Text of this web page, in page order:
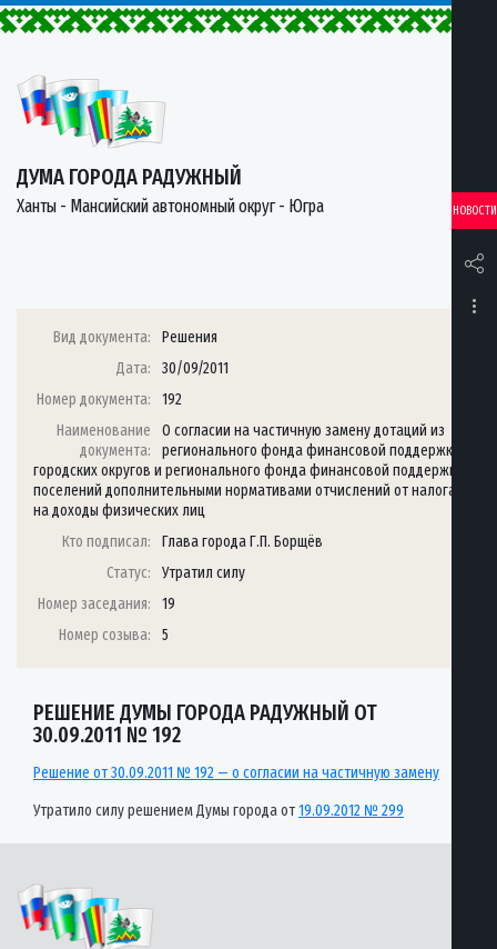
ДУМА ГОРОДА РАДУЖНЫЙ
Ханты - Мансийский автономный округ - Югра НОВОСТИ
Вид документа:
Решения
Дата:
30/09/2011
Номер документа:
192
Наименование
документа:
О согласии на частичную замену дотаций из
регионального фонда финансовой поддержки
городских округов и регионального фонда финансовой поддержки
поселений дополнительными нормативами отчислений от налога
на доходы физических лиц
Кто подписал:
Глава города Г.П. Борщёв
Статус:
Утратил силу
Номер заседания:
19
Номер созыва:
5
РЕШЕНИЕ ДУМЫ ГОРОДА РАДУЖНЫЙ ОТ
30.09.2011 № 192
Решение от 30.09.2011 № 192 — о согласии на частичную замену
Утратило силу решением Думы города от19.09.2012 № 299